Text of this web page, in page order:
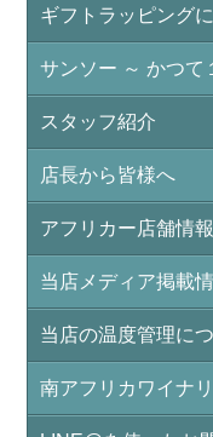
ギフトラッピング
サンソー ～ かつて
スタッフ紹介
店長から皆様へ
アフリカー店舗情報
当店メディア掲載
当店の温度管理に
南アフリカワイナ